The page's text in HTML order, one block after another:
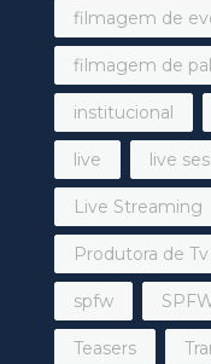
filmagem de
filmagem de
institucional
live live
Live Streaming
Produtora de Tv
spfw
Teasers